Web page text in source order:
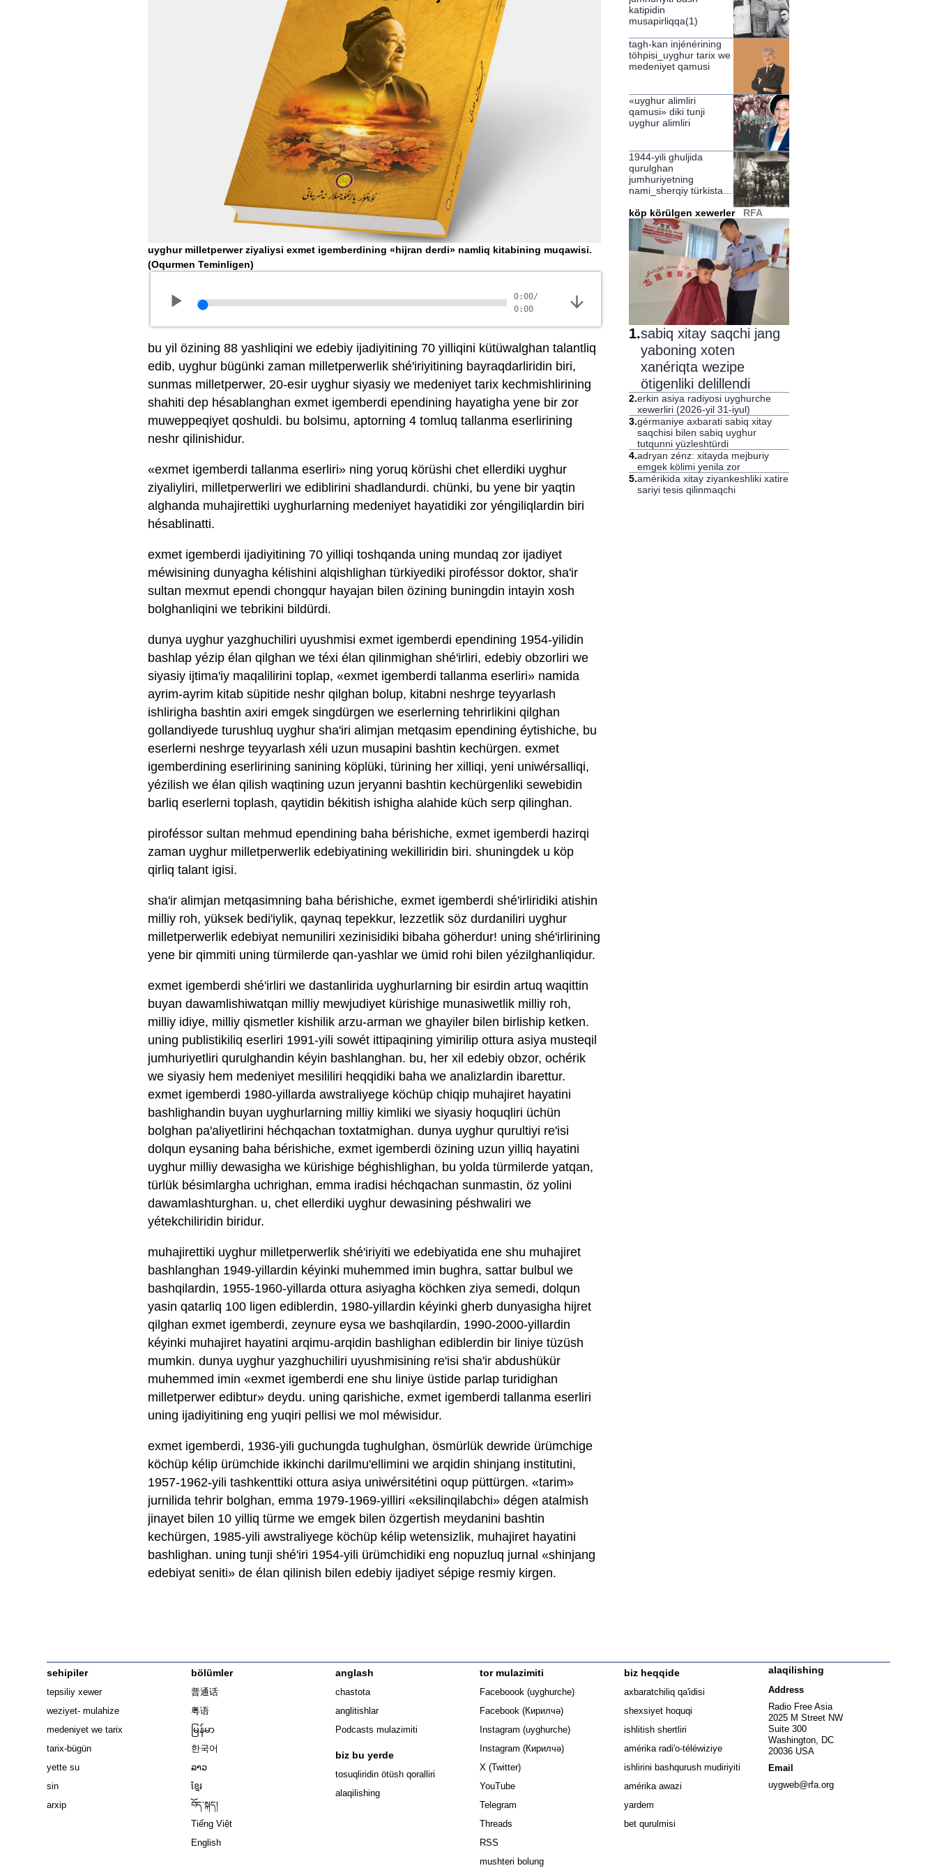
uyghur milletperwer ziyaliysi exmet igemberdining «hijran derdi» namliq kitabining muqawisi.
(Oqurmen Teminligen)
0:00/
0:00
bu yil özining 88 yashliqini we edebiy ijadiyitining 70 yilliqini kütüwalghan talantliq
edib, uyghur bügünki zaman milletperwerlik shé'iriyitining bayraqdarliridin biri,
sunmas milletperwer, 20-esir uyghur siyasiy we medeniyet tarix kechmishlirining
shahiti dep hésablanghan exmet igemberdi ependining hayatigha yene bir zor
muweppeqiyet qoshuldi. bu bolsimu, aptorning 4 tomluq tallanma eserlirining
neshr qilinishidur.
«exmet igemberdi tallanma eserliri» ning yoruq körüshi chet ellerdiki uyghur
ziyaliyliri, milletperwerliri we ediblirini shadlandurdi. chünki, bu yene bir yaqtin
alghanda muhajirettiki uyghurlarning medeniyet hayatidiki zor yéngiliqlardin biri
hésablinatti.
exmet igemberdi ijadiyitining 70 yilliqi toshqanda uning mundaq zor ijadiyet
méwisining dunyagha kélishini alqishlighan türkiyediki piroféssor doktor, sha'ir
sultan mexmut ependi chongqur hayajan bilen özining buningdin intayin xosh
bolghanliqini we tebrikini bildürdi.
dunya uyghur yazghuchiliri uyushmisi exmet igemberdi ependining 1954-yilidin
bashlap yézip élan qilghan we téxi élan qilinmighan shé'irliri, edebiy obzorliri we
siyasiy ijtima'iy maqalilirini toplap, «exmet igemberdi tallanma eserliri» namida
ayrim-ayrim kitab süpitide neshr qilghan bolup, kitabni neshrge teyyarlash
ishlirigha bashtin axiri emgek singdürgen we eserlerning tehrirlikini qilghan
gollandiyede turushluq uyghur sha'iri alimjan metqasim ependining éytishiche, bu
eserlerni neshrge teyyarlash xéli uzun musapini bashtin kechürgen. exmet
igemberdining eserlirining sanining köplüki, türining her xilliqi, yeni uniwérsalliqi,
yézilish we élan qilish waqtining uzun jeryanni bashtin kechürgenliki sewebidin
barliq eserlerni toplash, qaytidin békitish ishigha alahide küch serp qilinghan.
piroféssor sultan mehmud ependining baha bérishiche, exmet igemberdi hazirqi
zaman uyghur milletperwerlik edebiyatining wekilliridin biri. shuningdek u köp
qirliq talant igisi.
sha'ir alimjan metqasimning baha bérishiche, exmet igemberdi shé'irliridiki atishin
milliy roh, yüksek bedi'iylik, qaynaq tepekkur, lezzetlik söz durdaniliri uyghur
milletperwerlik edebiyat nemuniliri xezinisidiki bibaha göherdur! uning shé'irlirining
yene bir qimmiti uning türmilerde qan-yashlar we ümid rohi bilen yézilghanliqidur.
exmet igemberdi shé'irliri we dastanlirida uyghurlarning bir esirdin artuq waqittin
buyan dawamlishiwatqan milliy mewjudiyet kürishige munasiwetlik milliy roh,
milliy idiye, milliy qismetler kishilik arzu-arman we ghayiler bilen birliship ketken.
uning publistikiliq eserliri 1991-yili sowét ittipaqining yimirilip ottura asiya musteqil
jumhuriyetliri qurulghandin kéyin bashlanghan. bu, her xil edebiy obzor, ochérik
we siyasiy hem medeniyet mesililiri heqqidiki baha we analizlardin ibarettur.
exmet igemberdi 1980-yillarda awstraliyege köchüp chiqip muhajiret hayatini
bashlighandin buyan uyghurlarning milliy kimliki we siyasiy hoquqliri üchün
bolghan pa'aliyetlirini héchqachan toxtatmighan. dunya uyghur qurultiyi re'isi
dolqun eysaning baha bérishiche, exmet igemberdi özining uzun yilliq hayatini
uyghur milliy dewasigha we kürishige béghishlighan, bu yolda türmilerde yatqan,
türlük bésimlargha uchrighan, emma iradisi héchqachan sunmastin, öz yolini
dawamlashturghan. u, chet ellerdiki uyghur dewasining péshwaliri we
yétekchiliridin biridur.
muhajirettiki uyghur milletperwerlik shé'iriyiti we edebiyatida ene shu muhajiret
bashlanghan 1949-yillardin kéyinki muhemmed imin bughra, sattar bulbul we
bashqilardin, 1955-1960-yillarda ottura asiyagha köchken ziya semedi, dolqun
yasin qatarliq 100 ligen ediblerdin, 1980-yillardin kéyinki gherb dunyasigha hijret
qilghan exmet igemberdi, zeynure eysa we bashqilardin, 1990-2000-yillardin
kéyinki muhajiret hayatini arqimu-arqidin bashlighan ediblerdin bir liniye tüzüsh
mumkin. dunya uyghur yazghuchiliri uyushmisining re'isi sha'ir abdushükür
muhemmed imin «exmet igemberdi ene shu liniye üstide parlap turidighan
milletperwer edibtur» deydu. uning qarishiche, exmet igemberdi tallanma eserliri
uning ijadiyitining eng yuqiri pellisi we mol méwisidur.
exmet igemberdi, 1936-yili guchungda tughulghan, ösmürlük dewride ürümchige
köchüp kélip ürümchide ikkinchi darilmu'ellimini we arqidin shinjang institutini,
1957-1962-yili tashkenttiki ottura asiya uniwérsitétini oqup püttürgen. «tarim»
jurnilida tehrir bolghan, emma 1979-1969-yilliri «eksilinqilabchi» dégen atalmish
jinayet bilen 10 yilliq türme we emgek bilen özgertish meydanini bashtin
kechürgen, 1985-yili awstraliyege köchüp kélip wetensizlik, muhajiret hayatini
bashlighan. uning tunji shé'iri 1954-yili ürümchidiki eng nopuzluq jurnal «shinjang
edebiyat seniti» de élan qilinish bilen edebiy ijadiyet sépige resmiy kirgen.
katipidin
musapirliqqa(1)
tagh-kan injénérining
töhpisi_uyghur tarix we
medeniyet qamusi
«uyghur alimliri
qamusi» diki tunji
uyghur alimliri
1944-yili ghuljida
qurulghan
jumhuriyetning
nami_sherqiy türkistan
köp körülgen xewerler
RFA
1.sabiq xitay saqchi jang
yaboning xoten
xanériqta wezipe
ötigenliki delillendi
2.erkin asiya radiyosi uyghurche
xewerliri (2026-yil 31-iyul)
3.gérmaniye axbarati sabiq xitay
saqchisi bilen sabiq uyghur
tutqunni yüzleshtürdi
4.adryan zénz: xitayda mejburiy
emgek kölimi yenila zor
5.amérikida xitay ziyankeshliki xatire
sariyi tesis qilinmaqchi
sehipiler
tepsiliy xewer
weziyet- mulahize
medeniyet we tarix
tarix-bügün
yette su
sin
arxip
bölümler
普通话
粤语
မြန်မာ
한국어
ລາວ
ខ្មែរ
བོད་སྐད།
Tiếng Việt
English
anglash
chastota
anglitishlar
Podcasts mulazimiti
biz bu yerde
tosuqliridin ötüsh qoralliri Opens in new window
alaqilishing
tor mulazimiti
Faceboook (uyghurche) Opens in new window
Facebook (Кирилчә) Opens in new window
Instagram (uyghurche) Opens in new window
Instagram (Кирилчә) Opens in new window
X (Twitter)
YouTube
Telegram
Threads
RSS
mushteri bolung
biz heqqide
axbaratchiliq qa'idisi
shexsiyet hoquqi
ishlitish shertliri
amérika radi'o-téléwiziye
ishlirini bashqurush mudiriyiti Opens in new window
amérika awazi Opens in new window
yardem
bet qurulmisi
alaqilishing
Address
Radio Free Asia
2025 M Street NW
Suite 300
Washington, DC
20036 USA
Email
uygweb@rfa.org